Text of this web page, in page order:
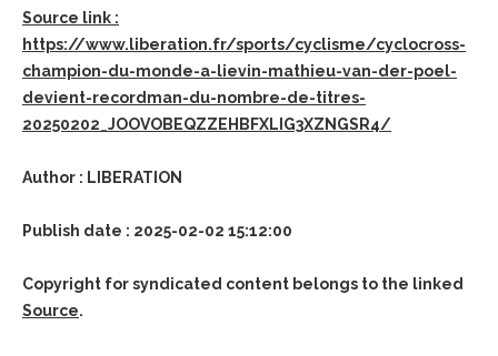
Source link :
https://www.liberation.fr/sports/cyclisme/cyclocross-
champion-du-monde-a-lievin-mathieu-van-der-poel-
devient-recordman-du-nombre-de-titres-
20250202_JOOVOBEQZZEHBFXLIG3XZNGSR4/
Author : LIBERATION
Publish date : 2025-02-02 15:12:00
Copyright for syndicated content belongs to the linked
Source.